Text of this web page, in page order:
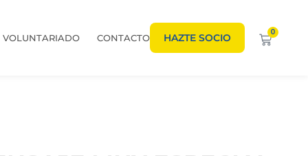
VOLUNTARIADO CONTACTO HAZTE SOCIO 0